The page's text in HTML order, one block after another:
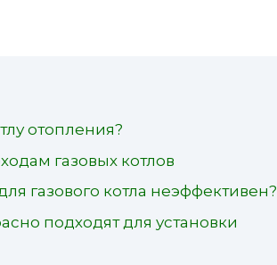
отопления?
газовых котлов
газового котла неэффективен?
подходят для установки